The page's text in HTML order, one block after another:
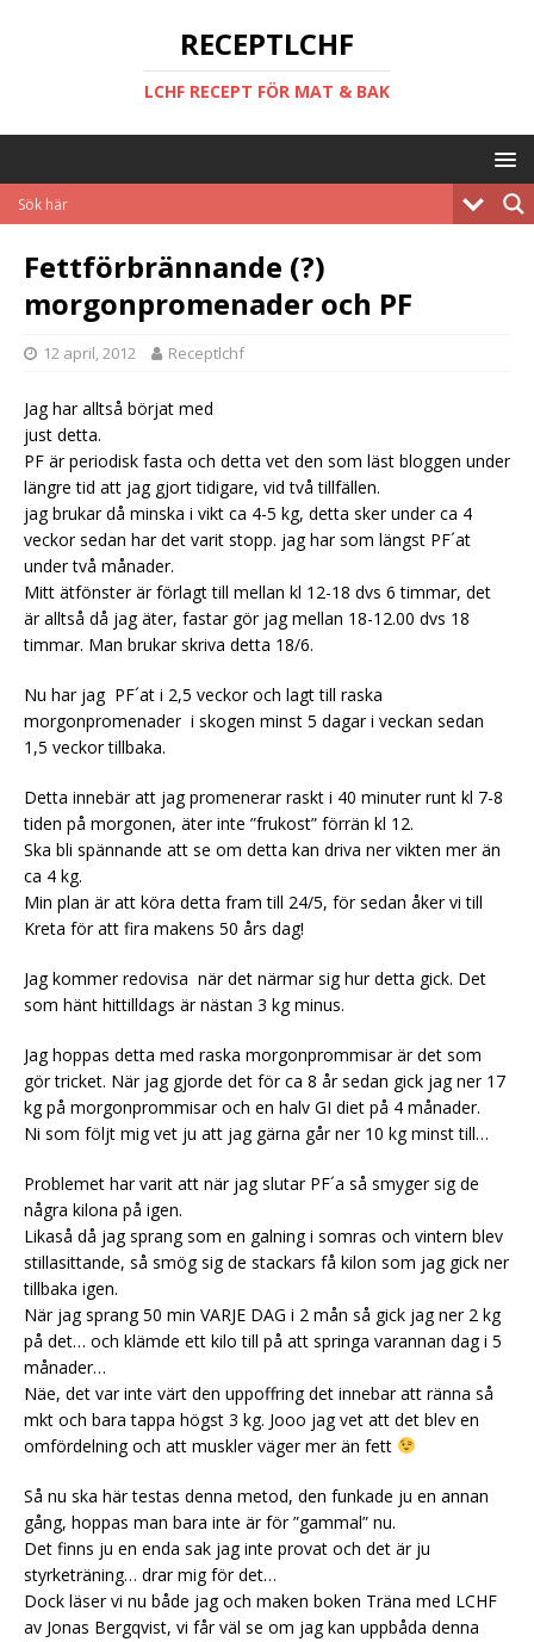
RECEPTLCHF
LCHF RECEPT FÖR MAT & BAK
Fettförbrännande (?)
morgonpromenader och PF
12 april, 2012 Receptlchf
Jag har alltså börjat med
just detta.
PF är periodisk fasta och detta vet den som läst bloggen under
längre tid att jag gjort tidigare, vid två tillfällen.
jag brukar då minska i vikt ca 4-5 kg, detta sker under ca 4
veckor sedan har det varit stopp. jag har som längst PF´at
under två månader.
Mitt ätfönster är förlagt till mellan kl 12-18 dvs 6 timmar, det
är alltså då jag äter, fastar gör jag mellan 18-12.00 dvs 18
timmar. Man brukar skriva detta 18/6.
Nu har jag PF´at i 2,5 veckor och lagt till raska
morgonpromenader i skogen minst 5 dagar i veckan sedan
1,5 veckor tillbaka.
Detta innebär att jag promenerar raskt i 40 minuter runt kl 7-8
tiden på morgonen, äter inte ”frukost” förrän kl 12.
Ska bli spännande att se om detta kan driva ner vikten mer än
ca 4 kg.
Min plan är att köra detta fram till 24/5, för sedan åker vi till
Kreta för att fira makens 50 års dag!
Jag kommer redovisa när det närmar sig hur detta gick. Det
som hänt hittilldags är nästan 3 kg minus.
Jag hoppas detta med raska morgonprommisar är det som
gör tricket. När jag gjorde det för ca 8 år sedan gick jag ner 17
kg på morgonprommisar och en halv GI diet på 4 månader.
Ni som följt mig vet ju att jag gärna går ner 10 kg minst till…
Problemet har varit att när jag slutar PF´a så smyger sig de
några kilona på igen.
Likaså då jag sprang som en galning i somras och vintern blev
stillasittande, så smög sig de stackars få kilon som jag gick ner
tillbaka igen.
När jag sprang 50 min VARJE DAG i 2 mån så gick jag ner 2 kg
på det… och klämde ett kilo till på att springa varannan dag i 5
månader…
Näe, det var inte värt den uppoffring det innebar att ränna så
mkt och bara tappa högst 3 kg. Jooo jag vet att det blev en
omfördelning och att muskler väger mer än fett
Så nu ska här testas denna metod, den funkade ju en annan
gång, hoppas man bara inte är för ”gammal” nu.
Det finns ju en enda sak jag inte provat och det är ju
styrketräning… drar mig för det…
Dock läser vi nu både jag och maken boken Träna med LCHF
av Jonas Bergqvist, vi får väl se om jag kan uppbåda denna